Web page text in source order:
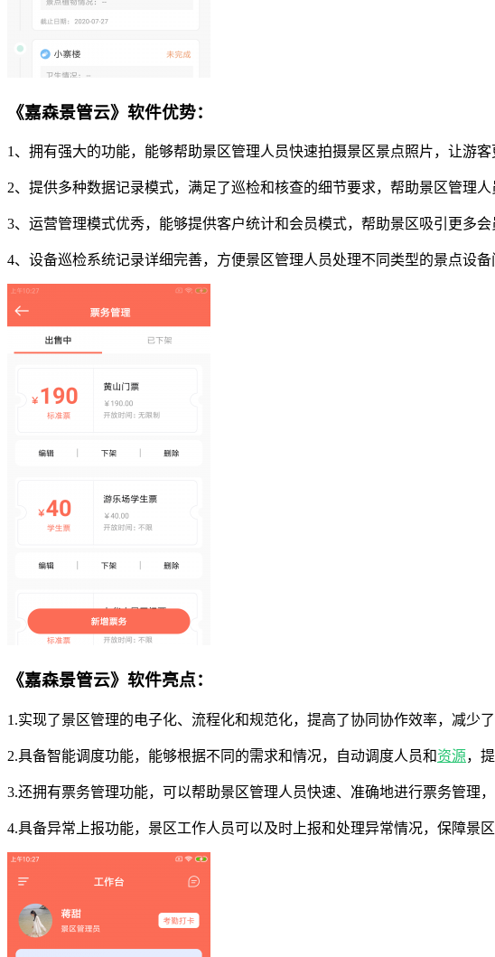
《嘉森景管云》软件优势：
1、拥有强大的功能，能够帮助景区管理人员快速拍摄景区景点照片，让游客
2、提供多种数据记录模式，满足了巡检和核查的细节要求，帮助景区管理人
3、运营管理模式优秀，能够提供客户统计和会员模式，帮助景区吸引更多会
4、设备巡检系统记录详细完善，方便景区管理人员处理不同类型的景点设备
《嘉森景管云》软件亮点：
1.实现了景区管理的电子化、流程化和规范化，提高了协同协作效率，减少
2.具备智能调度功能，能够根据不同的需求和情况，自动调度人员和资源，
3.还拥有票务管理功能，可以帮助景区管理人员快速、准确地进行票务管理
4.具备异常上报功能，景区工作人员可以及时上报和处理异常情况，保障景